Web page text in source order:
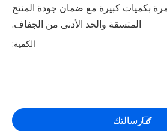
بكميات كبيرة مع ضمان جودة المنتج
المتسقة والحد الأدنى من الجفاف.
الكمية:
رسالتك